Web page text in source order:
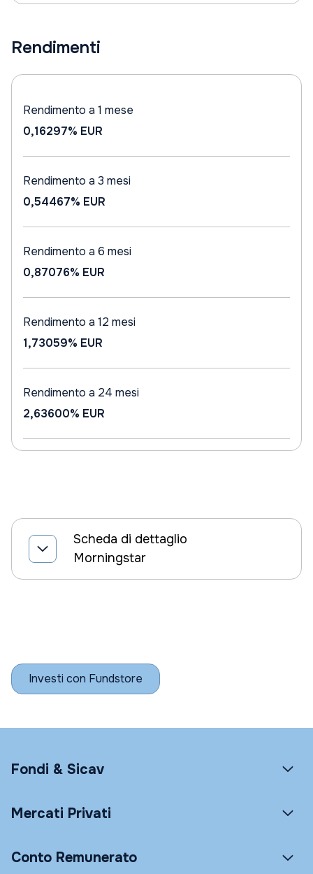
Rendimenti
Rendimento a 1 mese
0,16297% EUR
Rendimento a 3 mesi
0,54467% EUR
Rendimento a 6 mesi
0,87076% EUR
Rendimento a 12 mesi
1,73059% EUR
Rendimento a 24 mesi
2,63600% EUR
Scheda di dettaglio
Morningstar
Investi con Fundstore
Fondi & Sicav
Mercati Privati
Conto Remunerato